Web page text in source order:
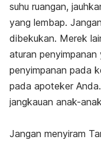
suhu ruangan,
yang lembap.
dibekukan. Merek
aturan
penyimpanan pada
pada apoteker
jangkauan anak-
Jangan menyiram